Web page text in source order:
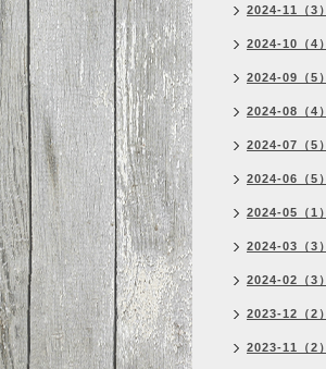
2024-11（3）
2024-10（4）
2024-09（5）
2024-08（4）
2024-07（5）
2024-06（5）
2024-05（1）
2024-03（3）
2024-02（3）
2023-12（2）
2023-11（2）